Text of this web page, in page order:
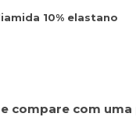
10% elastano
compare com uma